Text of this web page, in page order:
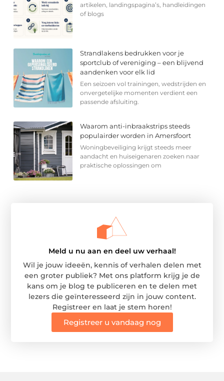
artikelen, landingspagina’s, handleidingen
of blogs
Strandlakens bedrukken voor je
sportclub of vereniging – een blijvend
aandenken voor elk lid
Een seizoen vol trainingen, wedstrijden en
onvergetelijke momenten verdient een
passende afsluiting.
Waarom anti-inbraakstrips steeds
populairder worden in Amersfoort
Woningbeveiliging krijgt steeds meer
aandacht en huiseigenaren zoeken naar
praktische oplossingen om
Meld u nu aan en deel uw verhaal!
Wil je jouw ideeën, kennis of verhalen delen met
een groter publiek? Met ons platform krijg je de
kans om je blog te publiceren en te delen met
lezers die geïnteresseerd zijn in jouw content.
Registreer en laat je stem horen!
Registreer u vandaag nog